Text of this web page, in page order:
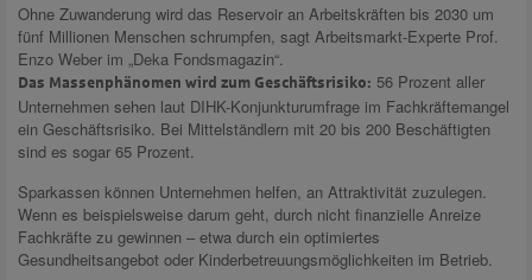
Ohne Zuwanderung wird das Reservoir an Arbeitskräften bis 2030 um
fünf Millionen Menschen schrumpfen, sagt Arbeitsmarkt-Experte Prof.
Enzo Weber im „Deka Fondsmagazin“.
Das Massenphänomen wird zum Geschäftsrisiko: 56 Prozent aller
Unternehmen sehen laut DIHK-Konjunkturumfrage im Fachkräftemangel
ein Geschäftsrisiko. Bei Mittelständlern mit 20 bis 200 Beschäftigten
sind es sogar 65 Prozent.
Sparkassen können Unternehmen helfen, an Attraktivität zuzulegen.
Wenn es beispielsweise darum geht, durch nicht finanzielle Anreize
Fachkräfte zu gewinnen – etwa durch ein optimiertes
Gesundheitsangebot oder Kinderbetreuungsmöglichkeiten im Betrieb.